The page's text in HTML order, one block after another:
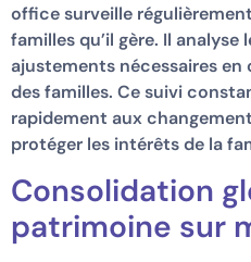
office surveille
familles qu’il gère. Il
ajustements nécessaires
des familles. Ce suivi
rapidement aux
protéger les intérêts de la
Consolidation
patrimoine sur